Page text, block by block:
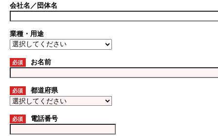
会社名／団体名
業種・用途
必須 お名前
必須 都道府県
必須 電話番号